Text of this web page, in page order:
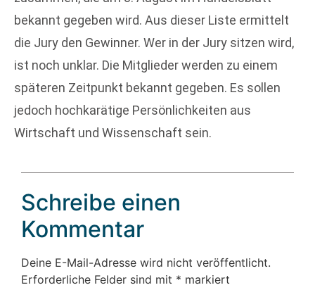
bekannt gegeben wird. Aus dieser Liste ermittelt
die Jury den Gewinner. Wer in der Jury sitzen wird,
ist noch unklar. Die Mitglieder werden zu einem
späteren Zeitpunkt bekannt gegeben. Es sollen
jedoch hochkarätige Persönlichkeiten aus
Wirtschaft und Wissenschaft sein.
Schreibe einen
Kommentar
Deine E-Mail-Adresse wird nicht veröffentlicht.
Erforderliche Felder sind mit * markiert